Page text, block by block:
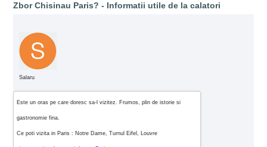
Zbor Chisinau Paris? - Informatii utile de la calatori
Salaru
Este un oras pe care doresc sa-l vizitez. Frumos, plin de istorie si
gastronomie fina.
Ce poti vizita in Paris : Notre Dame, Turnul Eifel, Louvre